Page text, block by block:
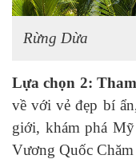
Rừng Dừa
Lựa chọn 2:
về với vẻ đẹp bí
giới, khám phá
Vương Quốc